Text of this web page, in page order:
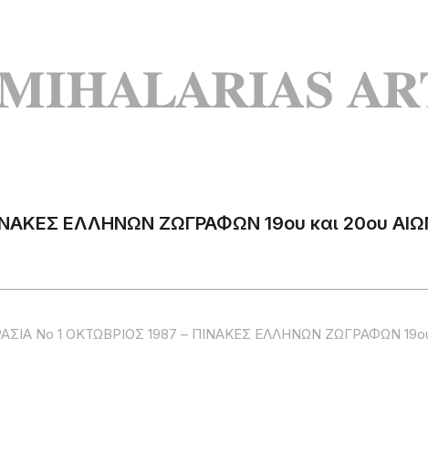
ΕΛΛΗΝΩΝ ΖΩΓΡΑΦΩΝ 19ου και 20ου
Νο 1 ΟΚΤΩΒΡΙΟΣ 1987 – ΠΙΝΑΚΕΣ ΕΛΛΗΝΩΝ ΖΩΓΡΑΦΩΝ